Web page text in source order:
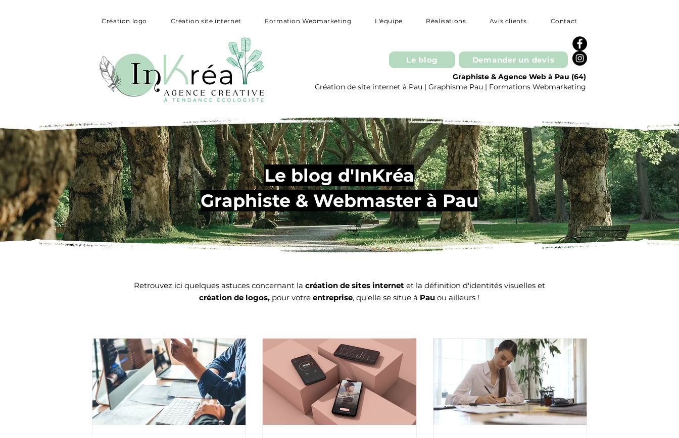
Création logo Création site internet Formation Webmarketing L'équipe Réalisations Avis clients Contact
Demander un devis
Graphiste & Agence Web à Pau (64)
Création de site internet à Pau | Graphisme Pau | Formations Webmarketing
Le blog
Posts à l'affiche
Le blog d'InKréa
Graphiste & Webmaster à Pau
Retrouvez ici quelques astuces concernant la création de sites internet et la définition d'identités visuelles et
création de logos, pour votre entreprise, qu'elle se situe à Pau ou ailleurs !